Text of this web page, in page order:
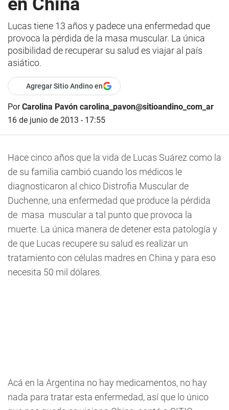
Lucas tiene 13 años y padece una enfermedad que
provoca la pérdida de la masa muscular. La única
posibilidad de recuperar su salud es viajar al país
asiático.
Agregar Sitio Andino en
PorCarolina Pavón carolina_pavon@sitioandino_com_ar
16 de junio de 2013 - 17:55
Hace cinco años que la vida de Lucas Suárez como la
de su familia cambió cuando los médicos le
diagnosticaron al chico Distrofia Muscular de
Duchenne, una enfermedad que produce la pérdida
de masa muscular a tal punto que provoca la
muerte. La única manera de detener esta patología y
de que Lucas recupere su salud es realizar un
tratamiento con células madres en China y para eso
necesita 50 mil dólares.
Acá en la Argentina no hay medicamentos, no hay
nada para tratar esta enfermedad, así que lo único